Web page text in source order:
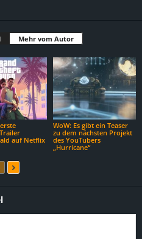
Mehr vom Autor
auf Netflix
WoW: Es gibt ein Teaser
zu dem nächsten Projekt
des YouTubers
„Hurricane“